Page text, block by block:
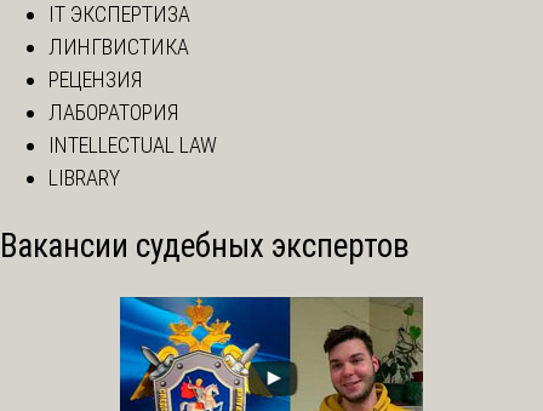
IT ЭКСПЕРТИЗА
ЛИНГВИСТИКА
РЕЦЕНЗИЯ
ЛАБОРАТОРИЯ
INTELLECTUAL LAW
LIBRARY
Вакансии судебных экспертов